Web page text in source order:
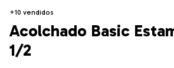
+10 vendidos
Acolchado Basic
1/2